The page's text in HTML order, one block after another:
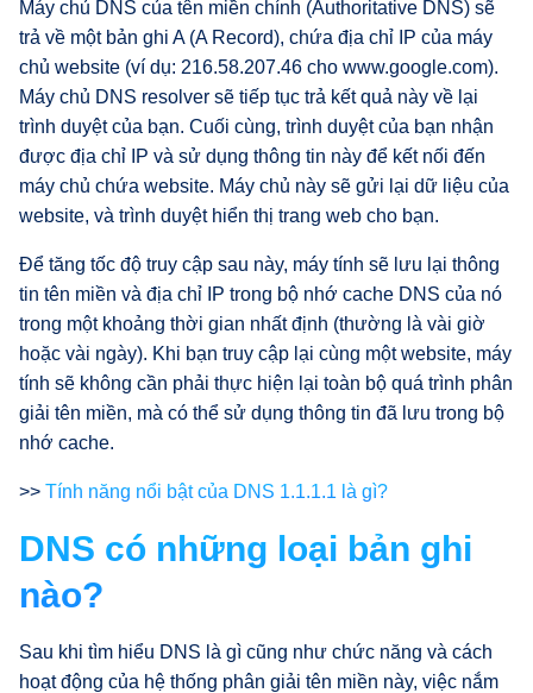
Máy chủ DNS của tên miền chính (Authoritative DNS) sẽ
trả về một bản ghi A (A Record), chứa địa chỉ IP của máy
chủ website (ví dụ: 216.58.207.46 cho www.google.com).
Máy chủ DNS resolver sẽ tiếp tục trả kết quả này về lại
trình duyệt của bạn. Cuối cùng, trình duyệt của bạn nhận
được địa chỉ IP và sử dụng thông tin này để kết nối đến
máy chủ chứa website. Máy chủ này sẽ gửi lại dữ liệu của
website, và trình duyệt hiển thị trang web cho bạn.
Để tăng tốc độ truy cập sau này, máy tính sẽ lưu lại thông
tin tên miền và địa chỉ IP trong bộ nhớ cache DNS của nó
trong một khoảng thời gian nhất định (thường là vài giờ
hoặc vài ngày). Khi bạn truy cập lại cùng một website, máy
tính sẽ không cần phải thực hiện lại toàn bộ quá trình phân
giải tên miền, mà có thể sử dụng thông tin đã lưu trong bộ
nhớ cache.
>> Tính năng nổi bật của DNS 1.1.1.1 là gì?
DNS có những loại bản ghi
nào?
Sau khi tìm hiểu DNS là gì cũng như chức năng và cách
hoạt động của hệ thống phân giải tên miền này, việc nắm